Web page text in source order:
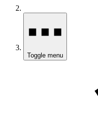
Toggle menu